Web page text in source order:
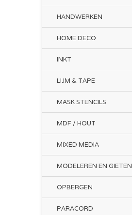
HANDWERKEN
HOME DECO
INKT
LIJM & TAPE
MASK STENCILS
MDF / HOUT
MIXED MEDIA
MODELEREN EN GIETEN
OPBERGEN
PARACORD